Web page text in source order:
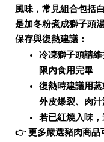
風味，常見組合包括
是加冬粉煮成獅子頭湯
保存與復熱建議：
冷凍獅子頭請
限內食用完畢
復熱時建議用
外皮爆裂、肉
若已紅燒入味
👉 更多嚴選豬肉商品